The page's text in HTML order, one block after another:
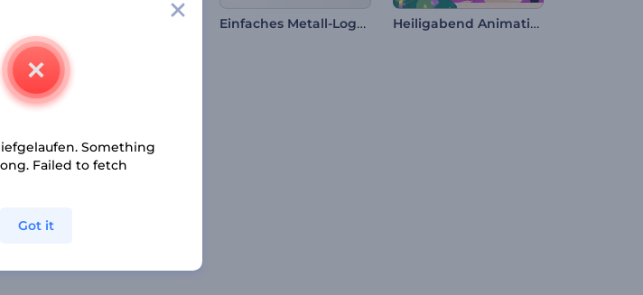
Einfaches Metall-Logo Reveal Heiligabend Animationen
Glitzerstaub Logoanimation
Something
Failed to fetch
Got it